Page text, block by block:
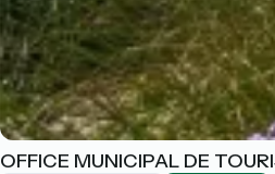
OFFICE MUNICIPAL DE